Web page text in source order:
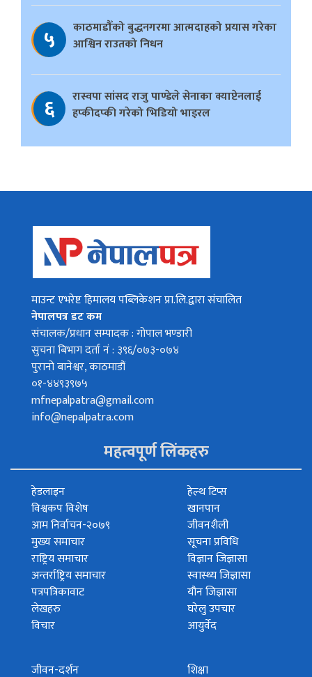
५
काठमाडौँको बुद्धनगरमा आत्मदाहको प्रयास गरेका
आश्विन राउतको निधन
६
रास्वपा सांसद राजु पाण्डेले सेनाका क्याप्टेनलाई
हप्कीदप्की गरेको भिडियो भाइरल
माउन्ट एभरेष्ट हिमालय पब्लिकेशन प्रा.लि.द्वारा संचालित
नेपालपत्र डट कम
संचालक/प्रधान सम्पादक : गोपाल भण्डारी
सुचना बिभाग दर्ता नं : ३९६/०७३-०७४
पुरानो बानेश्वर, काठमाडौं
०१-४४९३९७५
mfnepalpatra@gmail.com
info@nepalpatra.com
महत्वपूर्ण लिंकहरु
हेडलाइन
विश्वकप विशेष
आम निर्वाचन-२०७९
मुख्य समाचार
राष्ट्रिय समाचार
अन्तर्राष्ट्रिय समाचार
पत्रपत्रिकावाट
लेखहरु
विचार
हेल्थ टिप्स
खानपान
जीवनशैली
सूचना प्रविधि
विज्ञान जिज्ञासा
स्वास्थ्य जिज्ञासा
यौन जिज्ञासा
घरेलु उपचार
आयुर्वेद
जीवन-दर्शन शिक्षा